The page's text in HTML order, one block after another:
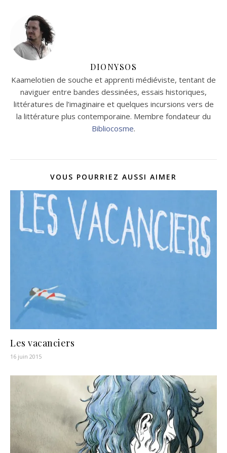
DIONYSOS
Kaamelotien de souche et apprenti médiéviste, tentant de
naviguer entre bandes dessinées, essais historiques,
littératures de l’imaginaire et quelques incursions vers de
la littérature plus contemporaine. Membre fondateur du
Bibliocosme.
VOUS POURRIEZ AUSSI AIMER
Les vacanciers
16 juin 2015